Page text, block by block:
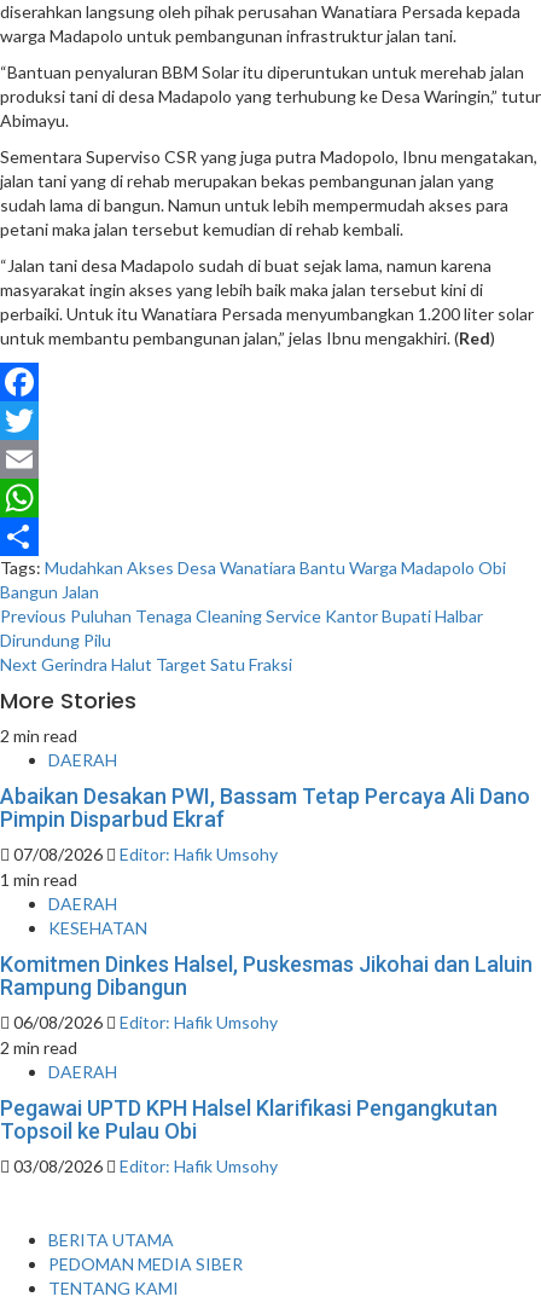
diserahkan langsung oleh pihak perusahan Wanatiara Persada kepada
warga Madapolo untuk pembangunan infrastruktur jalan tani.
“Bantuan penyaluran BBM Solar itu diperuntukan untuk merehab jalan
produksi tani di desa Madapolo yang terhubung ke Desa Waringin,” tutur
Abimayu.
Sementara Superviso CSR yang juga putra Madopolo, Ibnu mengatakan,
jalan tani yang di rehab merupakan bekas pembangunan jalan yang
sudah lama di bangun. Namun untuk lebih mempermudah akses para
petani maka jalan tersebut kemudian di rehab kembali.
“Jalan tani desa Madapolo sudah di buat sejak lama, namun karena
masyarakat ingin akses yang lebih baik maka jalan tersebut kini di
perbaiki. Untuk itu Wanatiara Persada menyumbangkan 1.200 liter solar
untuk membantu pembangunan jalan,” jelas Ibnu mengakhiri. (Red)
Facebook
Twitter
Email
WhatsApp
Share
Tags: Mudahkan Akses Desa Wanatiara Bantu Warga Madapolo Obi
Bangun Jalan
Post
navigation
Previous Puluhan Tenaga Cleaning Service Kantor Bupati Halbar
Dirundung Pilu
Next Gerindra Halut Target Satu Fraksi
More Stories
2 min read
DAERAH
Abaikan Desakan PWI, Bassam Tetap Percaya Ali Dano
Pimpin Disparbud Ekraf
07/08/2026
Editor: Hafik Umsohy
1 min read
DAERAH
KESEHATAN
Komitmen Dinkes Halsel, Puskesmas Jikohai dan Laluin
Rampung Dibangun
06/08/2026
Editor: Hafik Umsohy
2 min read
DAERAH
Pegawai UPTD KPH Halsel Klarifikasi Pengangkutan
Topsoil ke Pulau Obi
03/08/2026 Editor: Hafik Umsohy
BERITA UTAMA
PEDOMAN MEDIA SIBER
TENTANG KAMI